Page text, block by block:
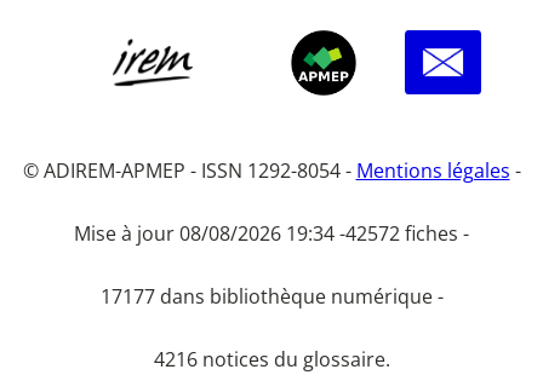
© ADIREM-APMEP - ISSN 1292-8054 - Mentions légales -
Mise à jour 08/08/2026 19:34 -42572 fiches -
17177 dans bibliothèque numérique -
4216 notices du glossaire.